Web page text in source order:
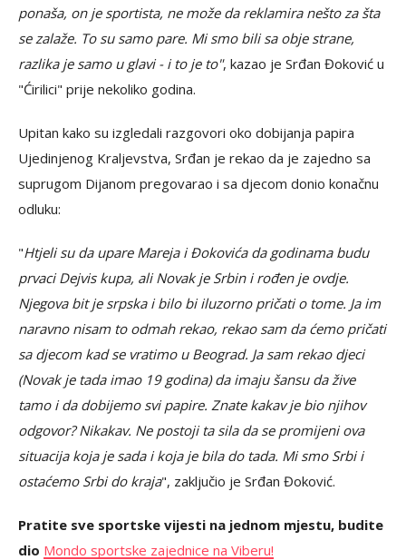
ponaša, on je sportista, ne može da reklamira nešto za šta
se zalaže. To su samo pare. Mi smo bili sa obje strane,
razlika je samo u glavi - i to je to", kazao je Srđan Đoković u
"Ćirilici" prije nekoliko godina.
Upitan kako su izgledali razgovori oko dobijanja papira
Ujedinjenog Kraljevstva, Srđan je rekao da je zajedno sa
suprugom Dijanom pregovarao i sa djecom donio konačnu
odluku:
"Htjeli su da upare Mareja i Đokovića da godinama budu
prvaci Dejvis kupa, ali Novak je Srbin i rođen je ovdje.
Njegova bit je srpska i bilo bi iluzorno pričati o tome. Ja im
naravno nisam to odmah rekao, rekao sam da ćemo pričati
sa djecom kad se vratimo u Beograd. Ja sam rekao djeci
(Novak je tada imao 19 godina) da imaju šansu da žive
tamo i da dobijemo svi papire. Znate kakav je bio njihov
odgovor? Nikakav. Ne postoji ta sila da se promijeni ova
situacija koja je sada i koja je bila do tada. Mi smo Srbi i
ostaćemo Srbi do kraja", zaključio je Srđan Đoković.
Pratite sve sportske vijesti na jednom mjestu, budite
dio Mondo sportske zajednice na Viberu!